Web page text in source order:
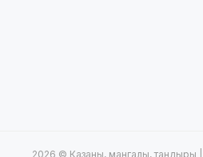
2026 © Казаны, мангалы,